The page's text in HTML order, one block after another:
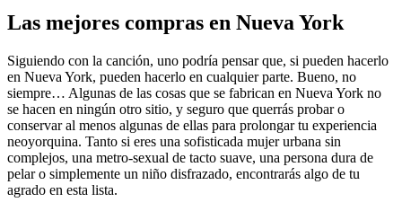
Las mejores compras en Nueva York
Siguiendo con la canción, uno podría pensar que, si pueden hacerlo
en Nueva York, pueden hacerlo en cualquier parte. Bueno, no
siempre… Algunas de las cosas que se fabrican en Nueva York no
se hacen en ningún otro sitio, y seguro que querrás probar o
conservar al menos algunas de ellas para prolongar tu experiencia
neoyorquina. Tanto si eres una sofisticada mujer urbana sin
complejos, una metro-sexual de tacto suave, una persona dura de
pelar o simplemente un niño disfrazado, encontrarás algo de tu
agrado en esta lista.